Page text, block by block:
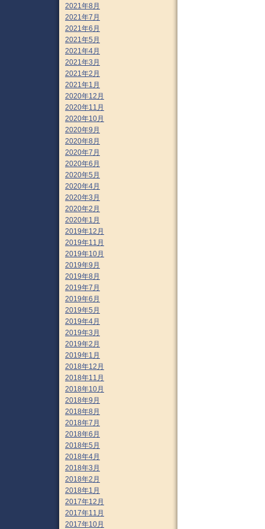
2021年8月
2021年7月
2021年6月
2021年5月
2021年4月
2021年3月
2021年2月
2021年1月
2020年12月
2020年11月
2020年10月
2020年9月
2020年8月
2020年7月
2020年6月
2020年5月
2020年4月
2020年3月
2020年2月
2020年1月
2019年12月
2019年11月
2019年10月
2019年9月
2019年8月
2019年7月
2019年6月
2019年5月
2019年4月
2019年3月
2019年2月
2019年1月
2018年12月
2018年11月
2018年10月
2018年9月
2018年8月
2018年7月
2018年6月
2018年5月
2018年4月
2018年3月
2018年2月
2018年1月
2017年12月
2017年11月
2017年10月